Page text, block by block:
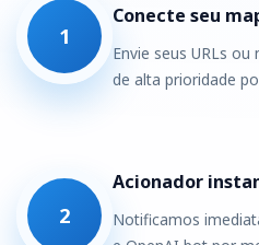
1
Conecte seu
Envie seus URLs
de alta prioridade
2
Acionador
Notificamos